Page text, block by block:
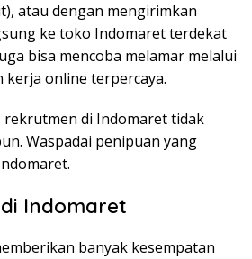
atau dengan mengirimkan
ke toko Indomaret terdekat
bisa mencoba melamar melalui
online terpercaya.
rekrutmen di Indomaret tidak
Waspadai penipuan yang
Indomaret
banyak kesempatan